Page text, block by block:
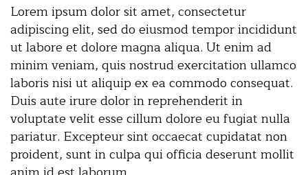
Lorem ipsum dolor sit amet, consectetur
adipiscing elit, sed do eiusmod tempor incididunt
ut labore et dolore magna aliqua. Ut enim ad
minim veniam, quis nostrud exercitation ullamco
laboris nisi ut aliquip ex ea commodo consequat.
Duis aute irure dolor in reprehenderit in
voluptate velit esse cillum dolore eu fugiat nulla
pariatur. Excepteur sint occaecat cupidatat non
proident, sunt in culpa qui officia deserunt mollit